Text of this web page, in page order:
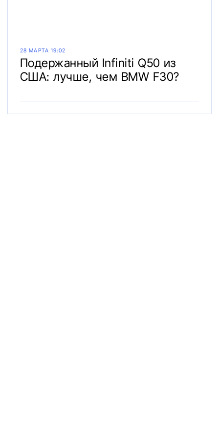
28 МАРТА 19:02
Подержанный Infiniti Q50 из
США: лучше, чем BMW F30?